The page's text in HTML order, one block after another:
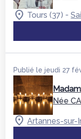
Tours (37) -
Publié le jeudi 27
Née
Artannes-sur-